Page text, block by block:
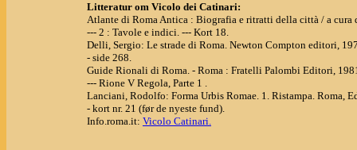
Litteratur om Vicolo dei Catinari:
Atlante di Roma Antica : Biografia e ritratti della città / a
--- 2 : Tavole e indici. --- Kort 18.
Delli, Sergio: Le strade di Roma. Newton Compton editori,
- side 268.
Guide Rionali di Roma. - Roma : Fratelli Palombi Editori,
--- Rione V Regola, Parte 1 .
Lanciani, Rodolfo: Forma Urbis Romae. 1. Ristampa. Roma,
- kort nr. 21 (før de nyeste fund).
Info.roma.it: Vicolo Catinari.